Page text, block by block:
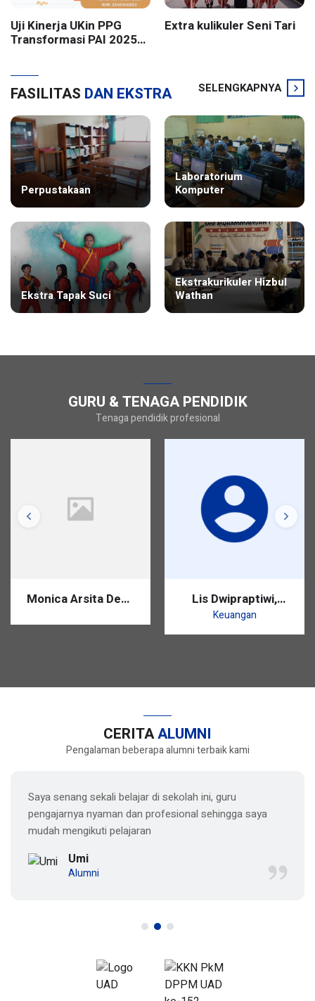
Uji Kinerja UKin PPG
Transformasi PAI 2025
Extra kulikuler Seni Tari
FASILITAS DAN EKSTRA SELENGKAPNYA
Perpustakaan
Laboratorium
Komputer
Ekstra Tapak Suci
Ekstrakurikuler Hizbul
Wathan
GURU & TENAGA PENDIDIK
Tenaga pendidik profesional
Monica Arsita Dewi, Lis Dwipraptiwi,
S.Pd.
Keuangan
CERITAALUMNI
Pengalaman beberapa alumni terbaik kami
Saya senang sekali belajar di sekolah ini, guru
pengajarnya nyaman dan profesional sehingga saya
mudah mengikuti pelajaran
Umi
Alumni